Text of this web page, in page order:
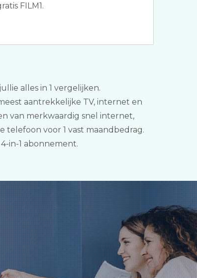
FILM1.
alles in 1 vergelijken.
aantrekkelijke TV, internet en
van merkwaardig snel internet,
telefoon voor 1 vast maandbedrag.
in-1 abonnement.